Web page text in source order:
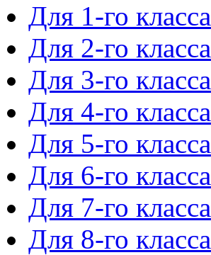
Для 1-го класса
Для 2-го класса
Для 3-го класса
Для 4-го класса
Для 5-го класса
Для 6-го класса
Для 7-го класса
Для 8-го класса